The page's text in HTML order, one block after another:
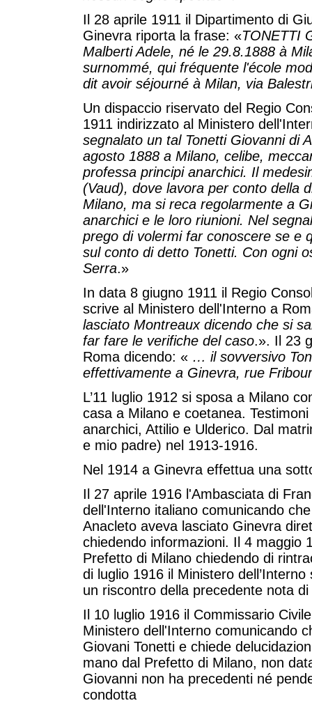
Il 28 aprile 1911 il Dipartimento di
Ginevra riporta la frase: «TONETTI
Malberti Adele, né le 29.8.1888 à
surnommé, qui fréquente l'école
dit avoir séjourné à Milan, via
Un dispaccio riservato del Regio
1911 indirizzato al Ministero
segnalato un tal Tonetti Giovanni di
agosto 1888 a Milano, celibe,
professa principi anarchici. Il
(Vaud), dove lavora per conto della
Milano, ma si reca regolarmente a
anarchici e le loro riunioni. Nel
prego di volermi far conoscere se e
sul conto di detto Tonetti. Con ogni
Serra.»
In data 8 giugno 1911 il Regio
scrive al Ministero dell'Interno a
lasciato Montreaux dicendo che si
far fare le verifiche del caso.». Il 23
Roma dicendo: « … il sovversivo
effettivamente a Ginevra, rue
L’11 luglio 1912 si sposa a Milano
casa a Milano e coetanea.
anarchici, Attilio e Ulderico. Dal
e mio padre) nel 1913-1916.
Nel 1914 a Ginevra effettua una
Il 27 aprile 1916 l'Ambasciata di
dell'Interno italiano comunicando
Anacleto aveva lasciato Ginevra
chiedendo informazioni. Il 4 maggio
Prefetto di Milano chiedendo di
di luglio 1916 il Ministero
un riscontro della precedente nota
Il 10 luglio 1916 il Commissario
Ministero dell'Interno comunicando
Giovani Tonetti e chiede
mano dal Prefetto di Milano, non
Giovanni non ha precedenti né
condotta